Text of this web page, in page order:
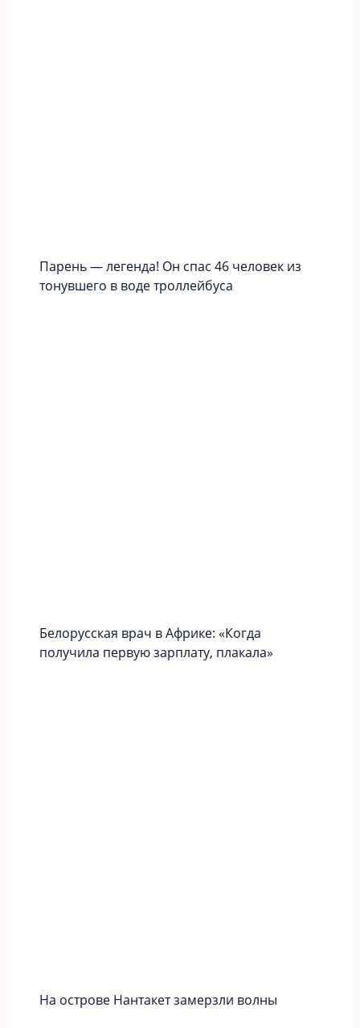
Парень — легенда! Он спас 46 человек из
тонувшего в воде троллейбуса
Белорусская врач в Африке: «Когда
получила первую зарплату, плакала»
На острове Нантакет замерзли волны